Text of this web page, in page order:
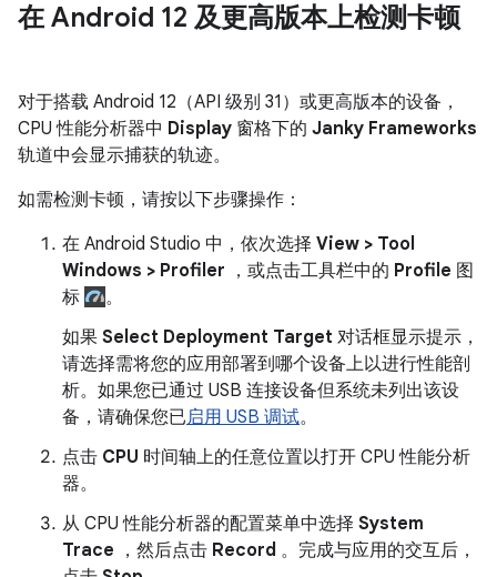
在 Android 12 及更高版本上检测卡顿
对于搭载 Android 12（API 级别 31）或更高版本的设备，
CPU 性能分析器中 Display 窗格下的 Janky Frameworks
轨道中会显示捕获的轨迹。
如需检测卡顿，请按以下步骤操作：
在 Android Studio 中，依次选择 View > Tool
Windows > Profiler ，或点击工具栏中的 Profile 图
标
。
如果 Select Deployment Target 对话框显示提示，
请选择需将您的应用部署到哪个设备上以进行性能剖
析。如果您已通过 USB 连接设备但系统未列出该设
备，请确保您已启用 USB 调试。
点击 CPU 时间轴上的任意位置以打开 CPU 性能分析
器。
从 CPU 性能分析器的配置菜单中选择 System
Trace ，然后点击 Record 。完成与应用的交互后，